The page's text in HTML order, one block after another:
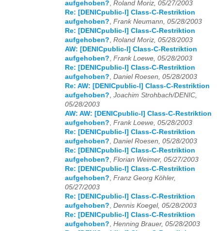
aufgehoben?, Roland Moriz, 05/27/2003
Re: [DENICpublic-l] Class-C-Restriktion
aufgehoben?, Frank Neumann, 05/28/2003
Re: [DENICpublic-l] Class-C-Restriktion
aufgehoben?, Roland Moriz, 05/28/2003
AW: [DENICpublic-l] Class-C-Restriktion
aufgehoben?, Frank Loewe, 05/28/2003
Re: [DENICpublic-l] Class-C-Restriktion
aufgehoben?, Daniel Roesen, 05/28/2003
Re: AW: [DENICpublic-l] Class-C-Restriktion
aufgehoben?, Joachim Strohbach/DENIC,
05/28/2003
AW: AW: [DENICpublic-l] Class-C-Restriktion
aufgehoben?, Frank Loewe, 05/28/2003
Re: [DENICpublic-l] Class-C-Restriktion
aufgehoben?, Daniel Roesen, 05/28/2003
Re: [DENICpublic-l] Class-C-Restriktion
aufgehoben?, Florian Weimer, 05/27/2003
Re: [DENICpublic-l] Class-C-Restriktion
aufgehoben?, Franz Georg Köhler,
05/27/2003
Re: [DENICpublic-l] Class-C-Restriktion
aufgehoben?, Dennis Koegel, 05/28/2003
Re: [DENICpublic-l] Class-C-Restriktion
aufgehoben?, Henning Brauer, 05/28/2003